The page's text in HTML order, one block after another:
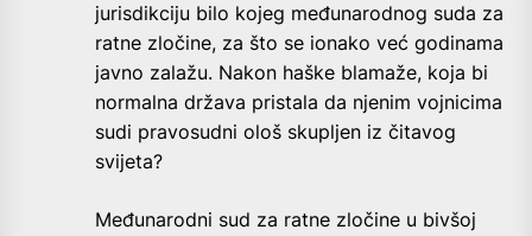
jurisdikciju bilo kojeg međunarodnog suda za
ratne zločine, za što se ionako već godinama
javno zalažu. Nakon haške blamaže, koja bi
normalna država pristala da njenim vojnicima
sudi pravosudni ološ skupljen iz čitavog
svijeta?
Međunarodni sud za ratne zločine u bivšoj